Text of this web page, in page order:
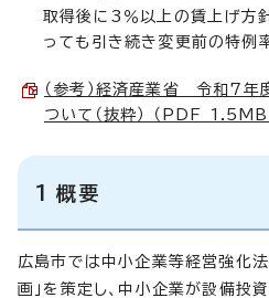
取得後に3％以上の賃上げ方
っても引き続き変更前の特例
（参考）経済産業省 令和7年
ついて（抜粋） （PDF 1.5MB
1 概要
広島市では中小企業等経営強化
画」を策定し、中小企業が設備投